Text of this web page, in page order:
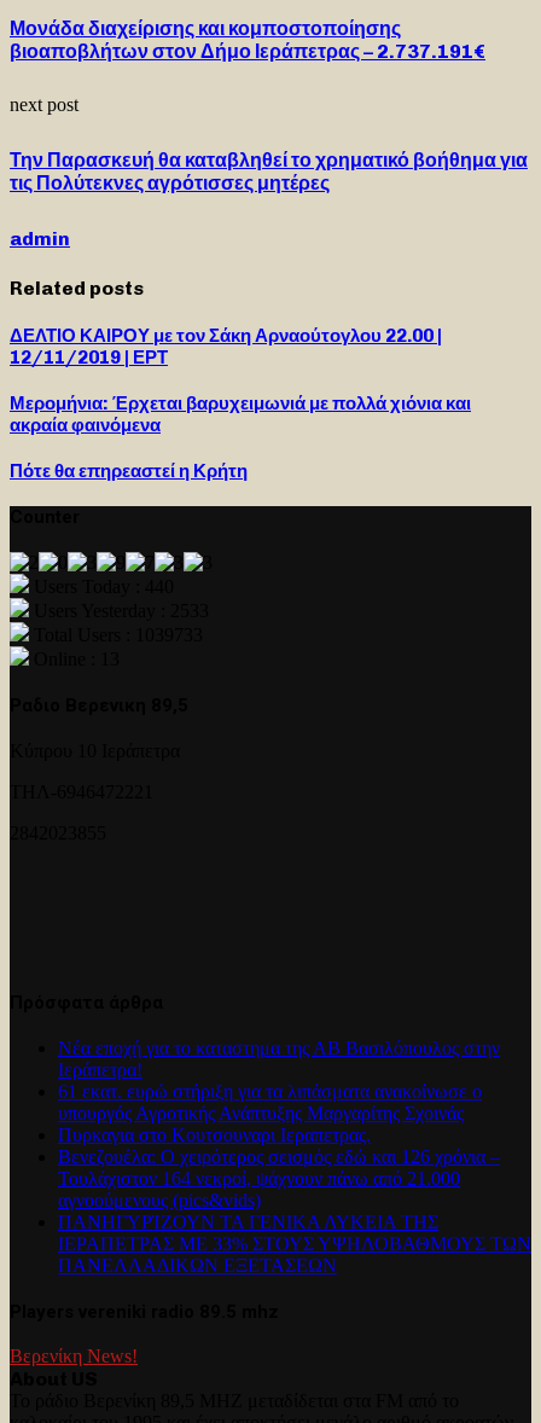
Μονάδα διαχείρισης και κομποστοποίησης
βιοαποβλήτων στον Δήμο Ιεράπετρας – 2.737.191€
next post
Την Παρασκευή θα καταβληθεί το χρηματικό βοήθημα για
τις Πολύτεκνες αγρότισσες μητέρες
admin
Related posts
ΔΕΛΤΙΟ ΚΑΙΡΟΥ με τον Σάκη Αρναούτογλου 22.00 |
12/11/2019 | ΕΡΤ
Μερομήνια: Έρχεται βαρυχειμωνιά με πολλά χιόνια και
ακραία φαινόμενα
Πότε θα επηρεαστεί η Κρήτη
Νέα εποχή για το καταστημα της ΑΒ Βασιλόπουλος στην
Ιεράπετρα!
61 εκατ. ευρώ στήριξη για τα λιπάσματα ανακοίνωσε ο
υπουργός Αγροτικής Ανάπτυξης Μαργαρίτης Σχοινάς
Πυρκαγια στο Κουτσουναρι Ιεραπετρας.
Βενεζουέλα: Ο χειρότερος σεισμός εδώ και 126 χρόνια –
Τουλάχιστον 164 νεκροί, ψάχνουν πάνω από 21.000
αγνοούμενους (pics&vids)
ΠΑΝΗΓΥΡΊΖΟΥΝ ΤΑ ΓΕΝΙΚΑ ΛΥΚΕΙΑ ΤΗΣ
ΙΕΡΑΠΕΤΡΑΣ ΜΕ 33% ΣΤΟΥΣ ΥΨΗΛΟΒΑΘΜΟΥΣ ΤΩΝ
ΠΑΝΕΛΛΑΔΙΚΩΝ ΕΞΕΤΑΣΕΩΝ
Βερενίκη News!